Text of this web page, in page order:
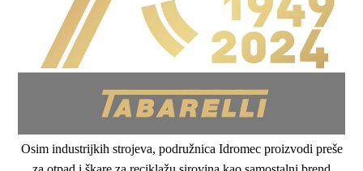
Osim industrijkih strojeva, podružnica Idromec proizvodi preše